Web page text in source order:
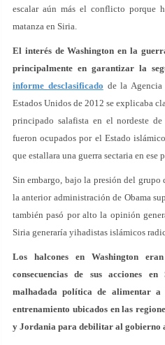
escalar aún más el conflicto porque
matanza en Siria.
El interés de Washington en la
principalmente en garantizar la
informe desclasificado de la
Estados Unidos de 2012 se explicaba
principado salafista en el nordeste
fueron ocupados por el Estado
que estallara una guerra sectaria en ese
Sin embargo, bajo la presión del
la anterior administración de Obama
también pasó por alto la opinión
Siria generaría yihadistas islámicos
Los halcones en Washington
consecuencias de sus acciones
malhadada política de alimentar
entrenamiento ubicados en las
y Jordania para debilitar al gobierno